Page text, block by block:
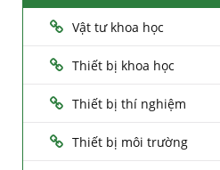
Vật tư khoa học
Thiết bị khoa học
Thiết bị thí nghiệm
Thiết bị môi trường